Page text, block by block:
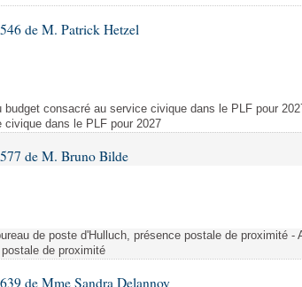
de M. Patrick Hetzel
budget consacré au service civique dans le PLF pour
civique dans le PLF pour 2027
de M. Bruno Bilde
de poste d'Hulluch, présence postale de proximité -
de proximité
de Mme Sandra Delannoy